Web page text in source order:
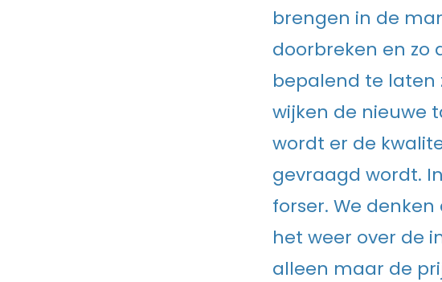
brengen in de
doorbreken en zo
bepalend te laten
wijken de nieuwe
wordt er de
gevraagd wordt.
forser. We
het weer over de
alleen maar de